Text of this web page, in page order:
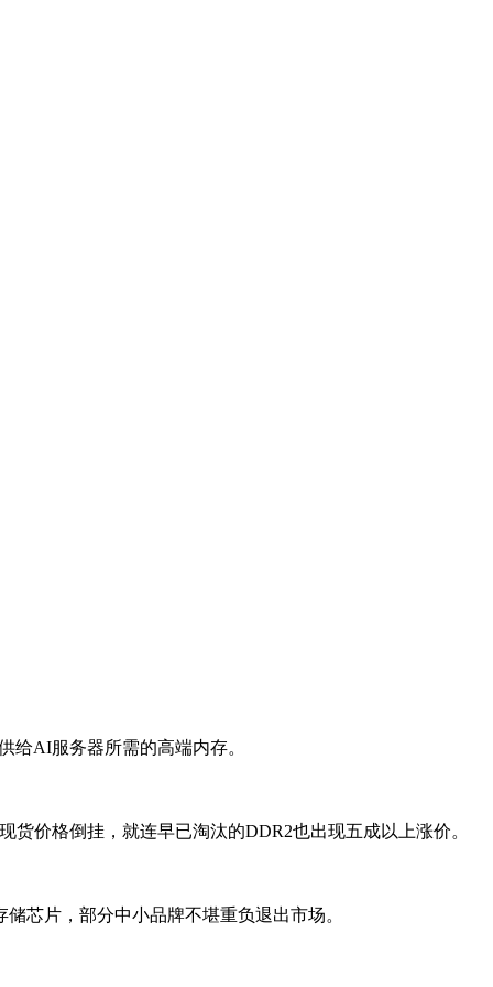
给AI服务器所需的高端内存。
价格倒挂，就连早已淘汰的DDR2也出现五成以上涨价。
芯片，部分中小品牌不堪重负退出市场。